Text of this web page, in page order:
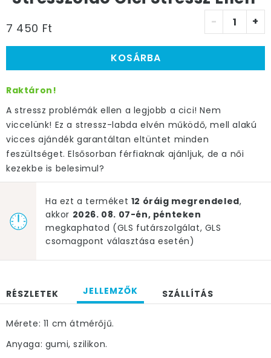
7 450 Ft - +
KOSÁRBA
Raktáron!
A stressz problémák ellen a legjobb a cici! Nem
viccelünk! Ez a stressz-labda elvén működő, mell alakú
vicces ajándék garantáltan eltüntet minden
feszültséget. Elsősorban férfiaknak ajánljuk, de a női
kezekbe is belesimul?
Ha ezt a terméket 12 óráig megrendeled,
akkor 2026. 08. 07-én, pénteken
megkaphatod (GLS futárszolgálat, GLS
csomagpont választása esetén)
RÉSZLETEK JELLEMZŐK SZÁLLÍTÁS
Mérete: 11 cm átmérőjű.
Anyaga: gumi, szilikon.